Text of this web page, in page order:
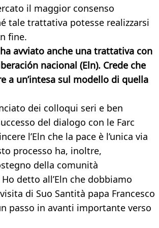
il maggior consenso
tale trattativa potesse realizzarsi
fine.
avviato anche una trattativa con
nacional (Eln). Crede che
a un’intesa sul modello di quella
dei colloqui seri e ben
del dialogo con le Farc
l’Eln che la pace è l’unica via
processo ha, inoltre,
della comunità
detto all’Eln che dobbiamo
di Suo Santità papa Francesco
passo in avanti importante verso